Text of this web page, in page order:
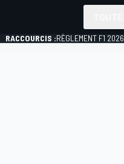
RACCOURCIS :RÈGLEMENT F1 2026